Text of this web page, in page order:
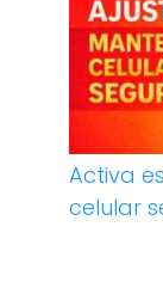
Activa
celular